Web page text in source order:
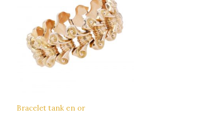
Bracelet tank en or